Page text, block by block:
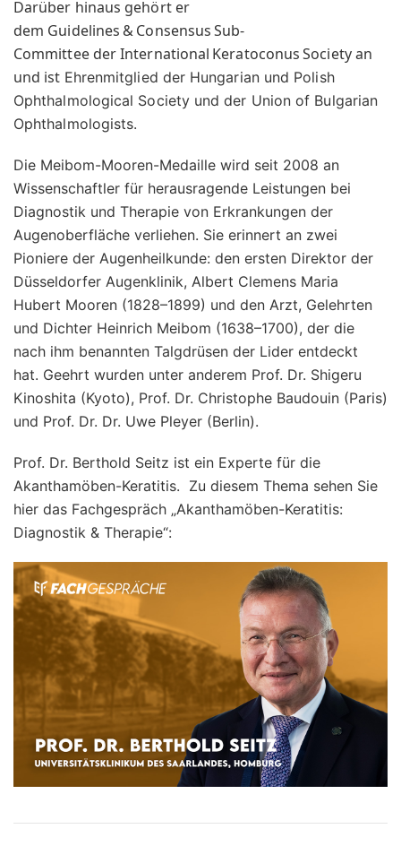
Darüber hinaus gehört er
dem Guidelines & Consensus Sub-
Committee der International Keratoconus Society an
und ist Ehrenmitglied der Hungarian und Polish
Ophthalmological Society und der Union of Bulgarian
Ophthalmologists.
Die Meibom-Mooren-Medaille wird seit 2008 an
Wissenschaftler für herausragende Leistungen bei
Diagnostik und Therapie von Erkrankungen der
Augenoberfläche verliehen. Sie erinnert an zwei
Pioniere der Augenheilkunde: den ersten Direktor der
Düsseldorfer Augenklinik, Albert Clemens Maria
Hubert Mooren (1828–1899) und den Arzt, Gelehrten
und Dichter Heinrich Meibom (1638–1700), der die
nach ihm benannten Talgdrüsen der Lider entdeckt
hat. Geehrt wurden unter anderem Prof. Dr. Shigeru
Kinoshita (Kyoto), Prof. Dr. Christophe Baudouin (Paris)
und Prof. Dr. Dr. Uwe Pleyer (Berlin).
Prof. Dr. Berthold Seitz ist ein Experte für die
Akanthamöben-Keratitis. Zu diesem Thema sehen Sie
hier das Fachgespräch „Akanthamöben-Keratitis:
Diagnostik & Therapie“: